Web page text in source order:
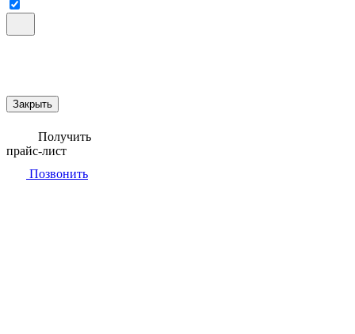
Закрыть
Получить
прайс-лист
Позвонить